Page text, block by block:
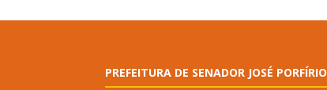
PREFEITURA DE SENADOR JOSÉ PORFÍRIO